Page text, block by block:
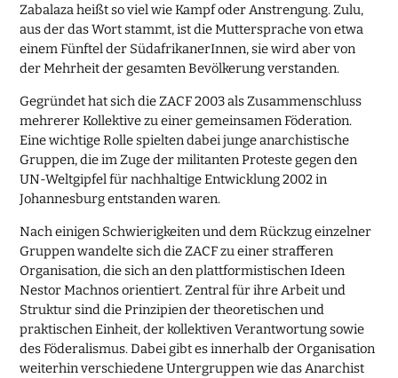
Zabalaza heißt so viel wie Kampf oder Anstrengung. Zulu,
aus der das Wort stammt, ist die Muttersprache von etwa
einem Fünftel der SüdafrikanerInnen, sie wird aber von
der Mehrheit der gesamten Bevölkerung verstanden.
Gegründet hat sich die ZACF 2003 als Zusammenschluss
mehrerer Kollektive zu einer gemeinsamen Föderation.
Eine wichtige Rolle spielten dabei junge anarchistische
Gruppen, die im Zuge der militanten Proteste gegen den
UN-Weltgipfel für nachhaltige Entwicklung 2002 in
Johannesburg entstanden waren.
Nach einigen Schwierigkeiten und dem Rückzug einzelner
Gruppen wandelte sich die ZACF zu einer strafferen
Organisation, die sich an den plattformistischen Ideen
Nestor Machnos orientiert. Zentral für ihre Arbeit und
Struktur sind die Prinzipien der theoretischen und
praktischen Einheit, der kollektiven Verantwortung sowie
des Föderalismus. Dabei gibt es innerhalb der Organisation
weiterhin verschiedene Untergruppen wie das Anarchist